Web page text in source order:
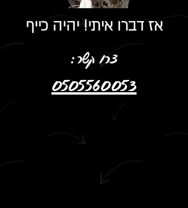
אז דברו איתי! יהיה כייף
צרו קשר:
0505560053